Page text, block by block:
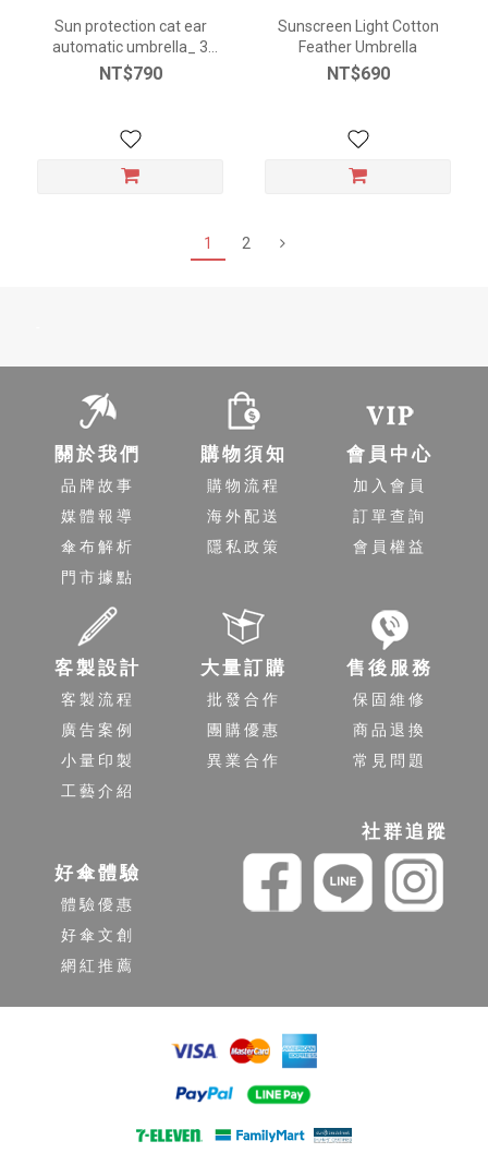
Sun protection cat ear
automatic umbrella_ 3
colors
NT$790
Sunscreen Light Cotton
Feather Umbrella
NT$690
1 2
關於我們
品牌故事
媒體報導
傘布解析
門市據點
購物須知
購物流程
海外配送
隱私政策
會員中心
加入會員
訂單查詢
會員權益
客製設計
客製流程
廣告案例
小量印製
工藝介紹
大量訂購
批發合作
團購優惠
異業合作
售後服務
保固維修
商品退換
常見問題
好傘體驗
體驗優惠
好傘文創
網紅推薦
社群追蹤